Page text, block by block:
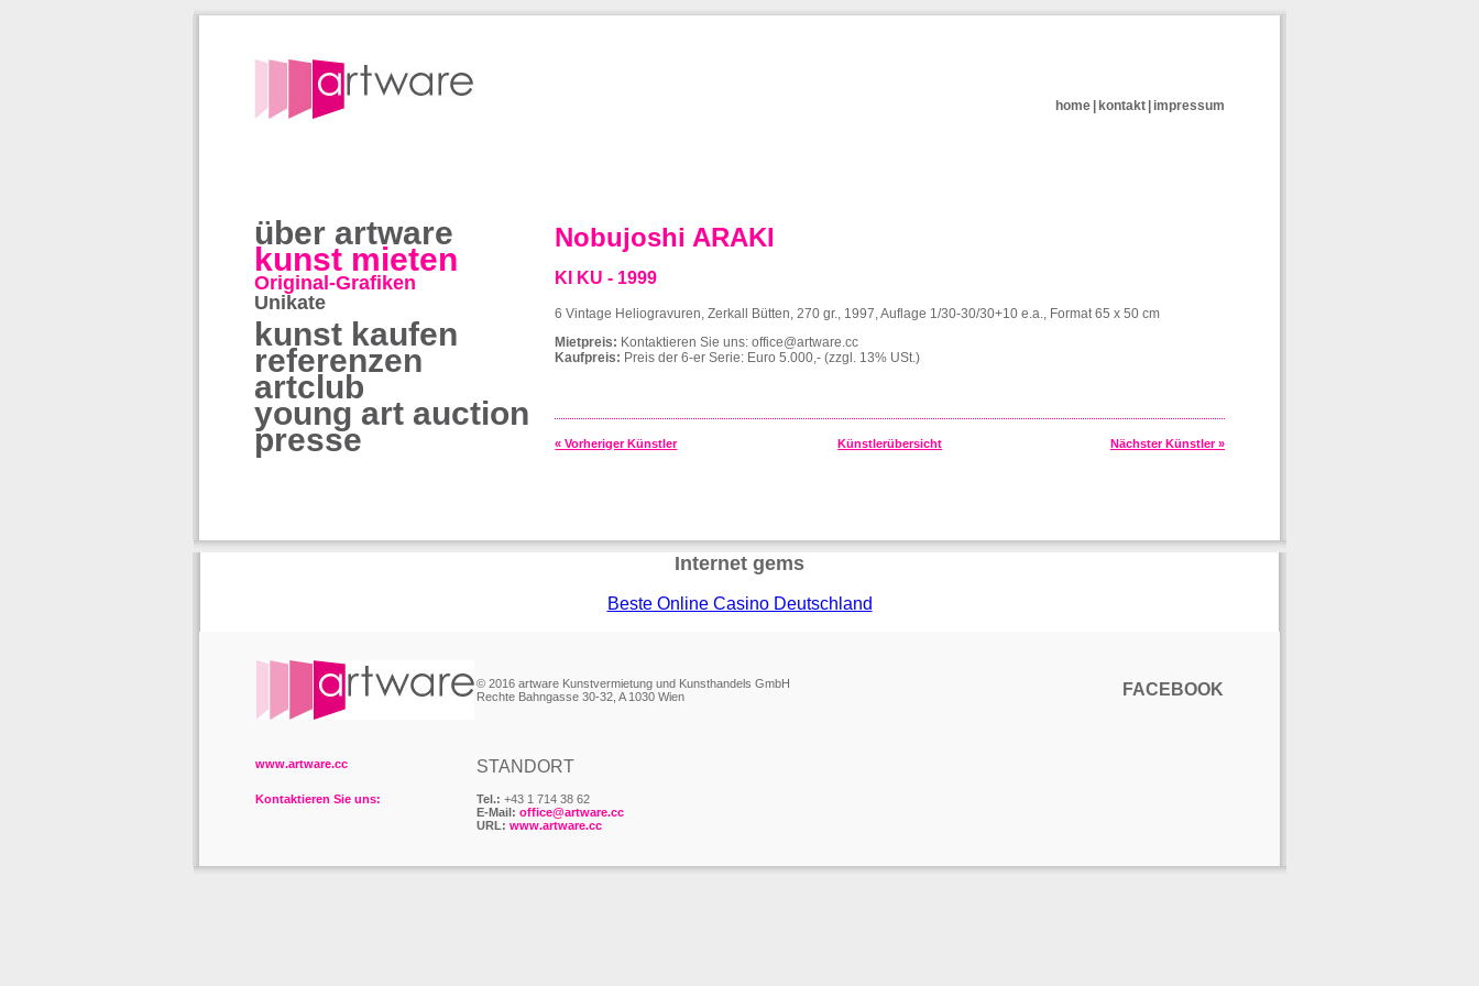
home kontakt impressum
über artware
kunst mieten
Original-Grafiken
Unikate
kunst kaufen
referenzen
artclub
young art auction
presse
Nobujoshi ARAKI
KI KU - 1999
6 Vintage Heliogravuren, Zerkall Bütten, 270 gr., 1997, Auflage 1/30-30/30+10 e.a., Format 65 x 50 cm
Mietpreis: Kontaktieren Sie uns:office@artware.cc
Kaufpreis: Preis der 6-er Serie: Euro 5.000,- (zzgl. 13% USt.)
« Vorheriger Künstler Künstlerübersicht Nächster Künstler »
Internet gems
Beste Online Casino Deutschland
© 2016 artware Kunstvermietung und Kunsthandels GmbH
Rechte Bahngasse 30-32, A 1030 Wien
FACEBOOK
www.artware.cc STANDORT
Kontaktieren Sie uns: Tel.: +43 1 714 38 62
E-Mail: office@artware.cc
URL: www.artware.cc